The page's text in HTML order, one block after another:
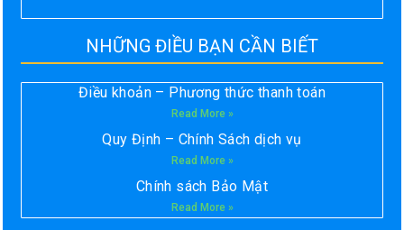
NHỮNG ĐIỀU BẠN CẦN BIẾT
Điều khoản – Phương thức thanh toán
Read More »
Quy Định – Chính Sách dịch vụ
Read More »
Chính sách Bảo Mật
Read More »